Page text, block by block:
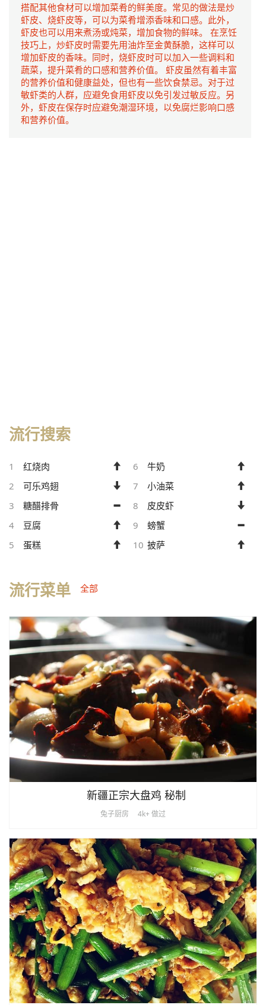
搭配其他食材可以增加菜肴的鲜美度。常见的做法是炒
虾皮、烧虾皮等，可以为菜肴增添香味和口感。此外，
虾皮也可以用来煮汤或炖菜，增加食物的鲜味。 在烹饪
技巧上，炒虾皮时需要先用油炸至金黄酥脆，这样可以
增加虾皮的香味。同时，烧虾皮时可以加入一些调料和
蔬菜，提升菜肴的口感和营养价值。 虾皮虽然有着丰富
的营养价值和健康益处，但也有一些饮食禁忌。对于过
敏虾类的人群，应避免食用虾皮以免引发过敏反应。另
外，虾皮在保存时应避免潮湿环境，以免腐烂影响口感
和营养价值。
流行搜索
1
红烧肉
2
可乐鸡翅
3
糖醋排骨
4
豆腐
5
蛋糕
6
牛奶
7
小油菜
8
皮皮虾
9
螃蟹
10 披萨
流行菜单 全部
新疆正宗大盘鸡 秘制
兔子厨房 4k+ 做过